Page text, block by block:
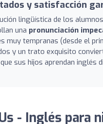
y satisfacción
lingüística de los
una pronunciación
muy tempranas (desde el
y un trato exquisito
sus hijos aprendan inglés
- Inglés para